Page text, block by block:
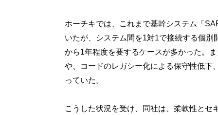
ホーチキでは、これまで基幹システム「
いたが、システム間を1対1で接続する個
から1年程度を要するケースが多かった。
や、コードのレガシー化による保守性低下
っていた。
こうした状況を受け、同社は、柔軟性とセ